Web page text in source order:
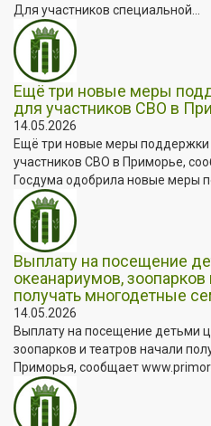
Для участников специальной...
Ещё три новые меры
для участников СВО в
14.05.2026
Ещё три новые меры поддержки
участников СВО в Приморье,
Госдума одобрила новые меры
Выплату на посещение
океанариумов, зоопарков
получать многодетные
14.05.2026
Выплату на посещение детьми
зоопарков и театров начали
Приморья, сообщает